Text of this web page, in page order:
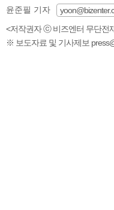
윤준필 기자
<저작권자 ⓒ 비즈엔터 무단전
※ 보도자료 및 기사제보